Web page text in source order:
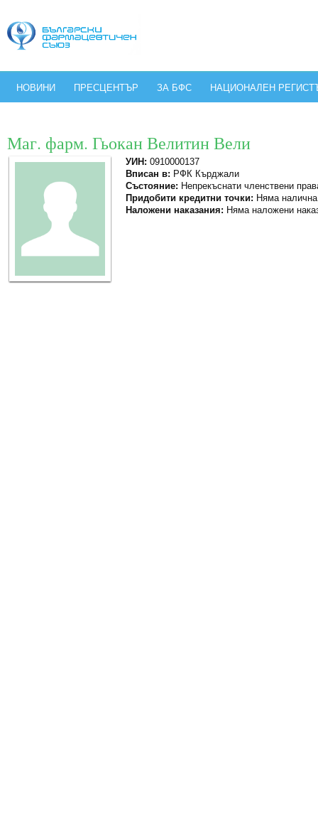
НОВИНИ ПРЕСЦЕНТЪР ЗА БФС НАЦИОНАЛЕН
Маг. фарм. Гьокан Велитин Вели
УИН: 0910000137
Вписан в: РФК Кърджали
Състояние: Непрекъснати членствени
Придобити кредитни точки: Няма
Наложени наказания: Няма наложени